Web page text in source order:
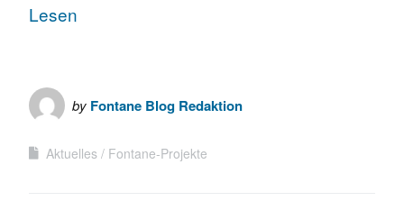
Lesen
by Fontane Blog Redaktion
Aktuelles Fontane-Projekte